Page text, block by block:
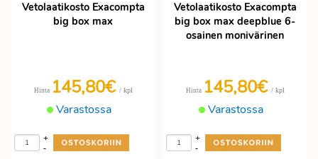
Vetolaatikosto Exacompta
big box max
Varastossa
Hinta 145,80€ / kpl
-
+
Vetolaatikosto Exacompta
big box max deepblue 6-
osainen monivärinen
Varastossa
Hinta 145,80€ / kpl
-
+